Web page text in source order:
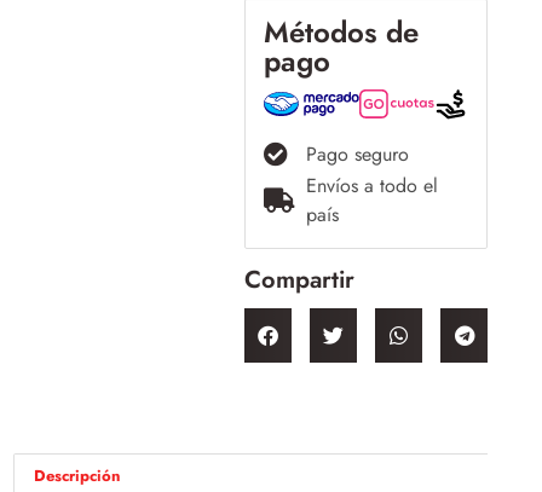
Métodos de
pago
Pago seguro
Envíos a todo el
país
Compartir
Descripción